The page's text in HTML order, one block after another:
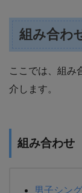
組み合わ
ここでは、組み
介します。
組み合わせ
男子シン